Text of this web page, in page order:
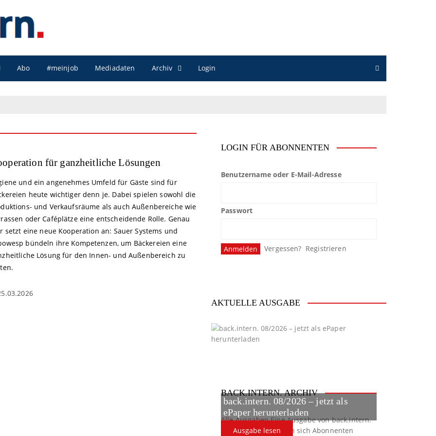
Abo #meinjob Mediadaten Archiv Login
für ganzheitliche Lösungen
und ein angenehmes Umfeld für Gäste sind für
heute wichtiger denn je. Dabei spielen sowohl die
und Verkaufsräume als auch Außenbereiche wie
oder Caféplätze eine entscheidende Rolle. Genau
setzt eine neue Kooperation an: Sauer Systems und
bündeln ihre Kompetenzen, um Bäckereien eine
Lösung für den Innen- und Außenbereich zu
LOGIN FÜR ABONNENTEN
Benutzername oder E-Mail-Adresse
Passwort
Vergessen? Registrieren
AKTUELLE AUSGABE
back.intern. 08/2026 – jetzt als
ePaper herunterladen
Ausgabe lesen
BACK.INTERN. ARCHIV
Alle AusgabenEine Ausgabe von back.intern.
verpasst? Hier können sich Abonnenten